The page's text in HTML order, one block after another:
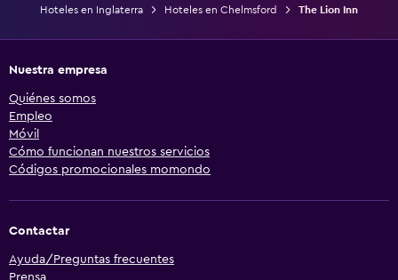
Hoteles en Inglaterra
Hoteles en Chelmsford The Lion Inn
Nuestra empresa
Quiénes somos
Empleo
Móvil
Cómo funcionan nuestros servicios
Códigos promocionales momondo
Contactar
Ayuda/Preguntas frecuentes
Prensa